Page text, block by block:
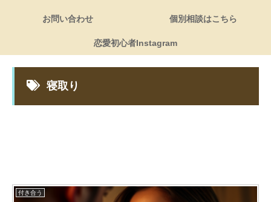
お問い合わせ 個別相談はこちら
恋愛初心者Instagram
寝取り
付き合う